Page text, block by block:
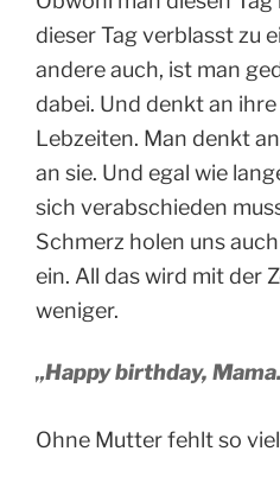
dieser Tag verblasst zu
andere auch, ist man
dabei. Und denkt an
Lebzeiten. Man denkt
an sie. Und egal wie
sich verabschieden
Schmerz holen uns
ein. All das wird mit der
weniger.
„Happy birthday,
Ohne Mutter fehlt so